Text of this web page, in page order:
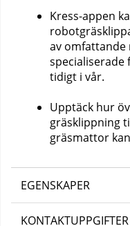
Kress-appen
av
specialiserade
tidigt i vår.
Upptäck hur
gräsklippning
gräsmattor
EGENSKAPER